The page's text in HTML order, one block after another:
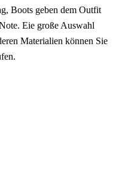
Boots geben dem Outfit
Eie große Auswahl
Materialien können Sie